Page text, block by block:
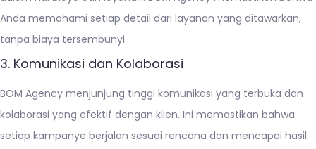
Anda memahami setiap detail dari layanan yang ditawarkan,
tanpa biaya tersembunyi.
3. Komunikasi dan Kolaborasi
BOM Agency menjunjung tinggi komunikasi yang terbuka dan
kolaborasi yang efektif dengan klien. Ini memastikan bahwa
setiap kampanye berjalan sesuai rencana dan mencapai hasil